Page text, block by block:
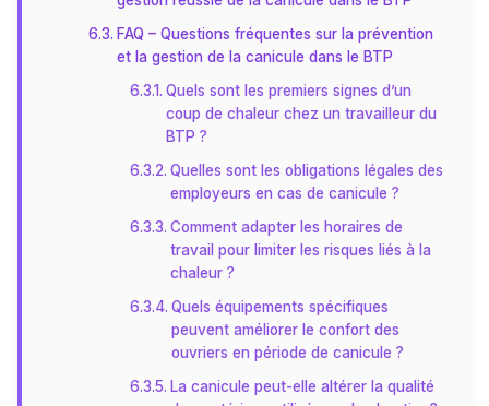
FAQ – Questions fréquentes sur la prévention
et la gestion de la canicule dans le BTP
Quels sont les premiers signes d’un
coup de chaleur chez un travailleur du
BTP ?
Quelles sont les obligations légales des
employeurs en cas de canicule ?
Comment adapter les horaires de
travail pour limiter les risques liés à la
chaleur ?
Quels équipements spécifiques
peuvent améliorer le confort des
ouvriers en période de canicule ?
La canicule peut-elle altérer la qualité